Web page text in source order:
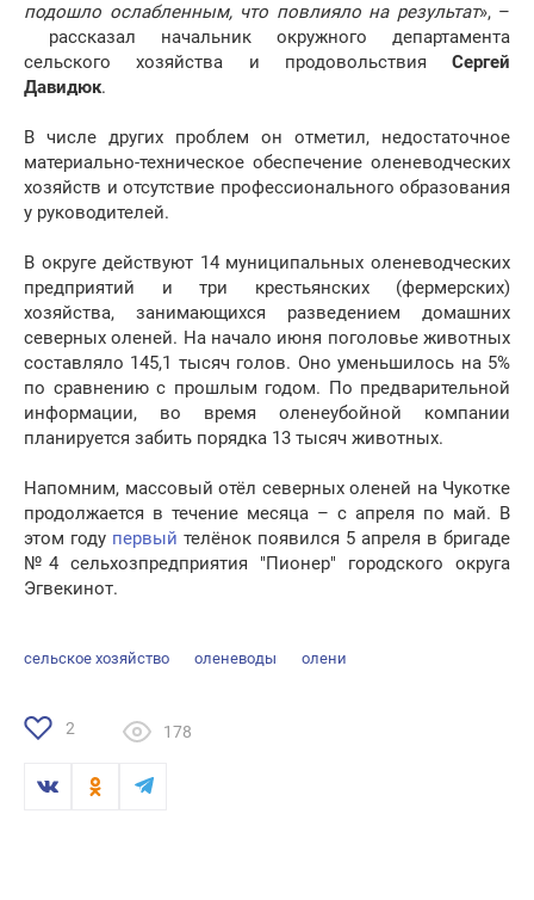
подошло ослабленным, что повлияло на результат», –
рассказал начальник окружного департамента
сельского хозяйства и продовольствия Сергей
Давидюк.
В числе других проблем он отметил, недостаточное
материально-техническое обеспечение оленеводческих
хозяйств и отсутствие профессионального образования
у руководителей.
В округе действуют 14 муниципальных оленеводческих
предприятий и три крестьянских (фермерских)
хозяйства, занимающихся разведением домашних
северных оленей. На начало июня поголовье животных
составляло 145,1 тысяч голов. Оно уменьшилось на 5%
по сравнению с прошлым годом. По предварительной
информации, во время оленеубойной компании
планируется забить порядка 13 тысяч животных.
Напомним, массовый отёл северных оленей на Чукотке
продолжается в течение месяца – с апреля по май. В
этом году первый телёнок появился 5 апреля в бригаде
№4 сельхозпредприятия "Пионер" городского округа
Эгвекинот.
сельское хозяйство оленеводы олени
2 178